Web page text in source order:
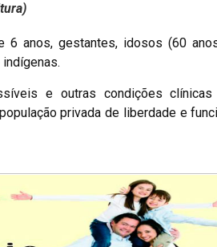
anos, gestantes, idosos (60
e outras condições clínicas
privada de liberdade e